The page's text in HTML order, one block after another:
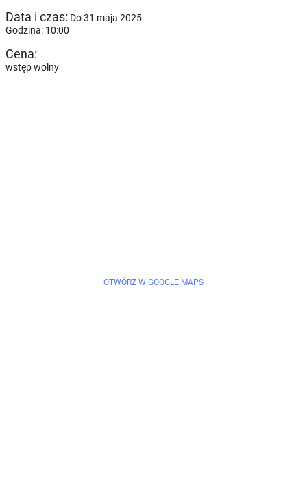
Data i czas: Do 31 maja 2025
Godzina: 10:00
Cena:
wstęp wolny
OTWÓRZ W GOOGLE MAPS